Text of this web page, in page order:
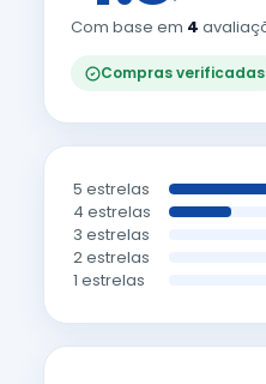
Com base em 4
Compras verificadas
5 estrelas
4 estrelas
3 estrelas
2 estrelas
1 estrelas